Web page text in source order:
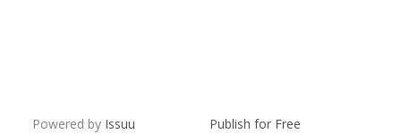
Powered by Issuu Publish for Free